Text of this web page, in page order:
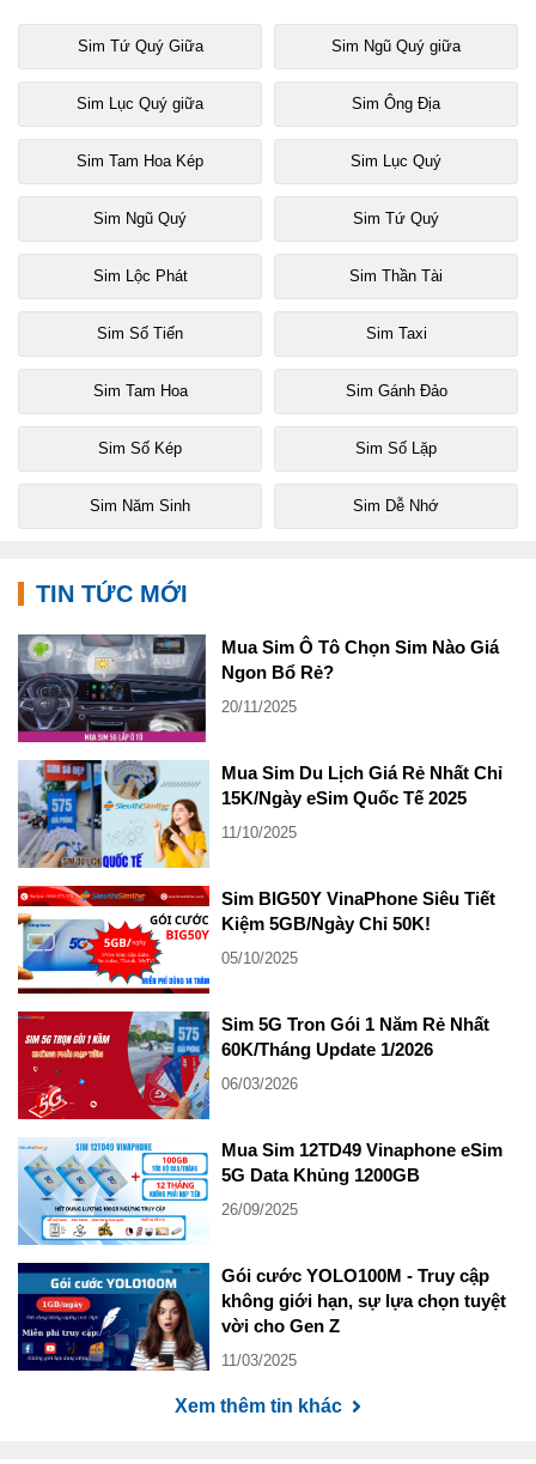
Sim Tứ Quý Giữa Sim Ngũ Quý giữa
Sim Lục Quý giữa Sim Ông Địa
Sim Tam Hoa Kép Sim Lục Quý
Sim Ngũ Quý Sim Tứ Quý
Sim Lộc Phát Sim Thần Tài
Sim Số Tiến Sim Taxi
Sim Tam Hoa Sim Gánh Đảo
Sim Số Kép Sim Số Lặp
Sim Năm Sinh Sim Dễ Nhớ
TIN TỨC MỚI
Mua Sim Ô Tô Chọn Sim Nào Giá
Ngon Bổ Rẻ?
20/11/2025
Mua Sim Du Lịch Giá Rẻ Nhất Chỉ
15K/Ngày eSim Quốc Tế 2025
11/10/2025
Sim BIG50Y VinaPhone Siêu Tiết
Kiệm 5GB/Ngày Chỉ 50K!
05/10/2025
Sim 5G Tron Gói 1 Năm Rẻ Nhất
60K/Tháng Update 1/2026
06/03/2026
Mua Sim 12TD49 Vinaphone eSim
5G Data Khủng 1200GB
26/09/2025
Gói cước YOLO100M - Truy cập
không giới hạn, sự lựa chọn tuyệt
vời cho Gen Z
11/03/2025
Xem thêm tin khác